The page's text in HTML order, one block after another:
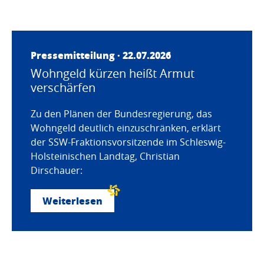
Pressemitteilung · 22.07.2026
Wohngeld kürzen heißt Armut
verschärfen
Zu den Plänen der Bundesregierung, das
Wohngeld deutlich einzuschränken, erklärt
der SSW-Fraktionsvorsitzende im Schleswig-
Holsteinischen Landtag, Christian
Dirschauer:
Weiterlesen